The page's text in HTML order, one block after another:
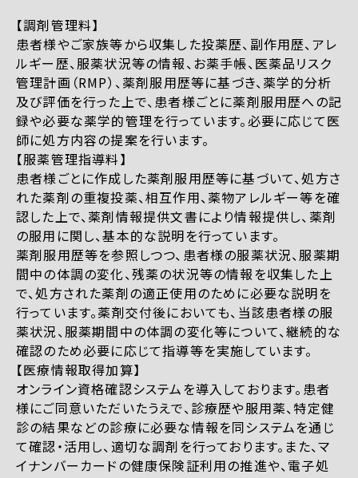
【調剤管理料】
患者様やご家族等から収集した投薬歴、副作用歴、アレ
ルギー歴、服薬状況等の情報、お薬手帳、医薬品リスク
管理計画（RMP）、薬剤服用歴等に基づき、薬学的分析
及び評価を行った上で、患者様ごとに薬剤服用歴への記
録や必要な薬学的管理を行っています。必要に応じて医
師に処方内容の提案を行います。
【服薬管理指導料】
患者様ごとに作成した薬剤服用歴等に基づいて、処方さ
れた薬剤の重複投薬、相互作用、薬物アレルギー等を確
認した上で、薬剤情報提供文書により情報提供し、薬剤
の服用に関し、基本的な説明を行っています。
薬剤服用歴等を参照しつつ、患者様の服薬状況、服薬期
間中の体調の変化、残薬の状況等の情報を収集した上
で、処方された薬剤の適正使用のために必要な説明を
行っています。薬剤交付後においても、当該患者様の服
薬状況、服薬期間中の体調の変化等について、継続的な
確認のため必要に応じて指導等を実施しています。
【医療情報取得加算】
オンライン資格確認システムを導入しております。患者
様にご同意いただいたうえで、診療歴や服用薬、特定健
診の結果などの診療に必要な情報を同システムを通じ
て確認・活用し、適切な調剤を行っております。また、マ
イナンバーカードの健康保険証利用の推進や、電子処